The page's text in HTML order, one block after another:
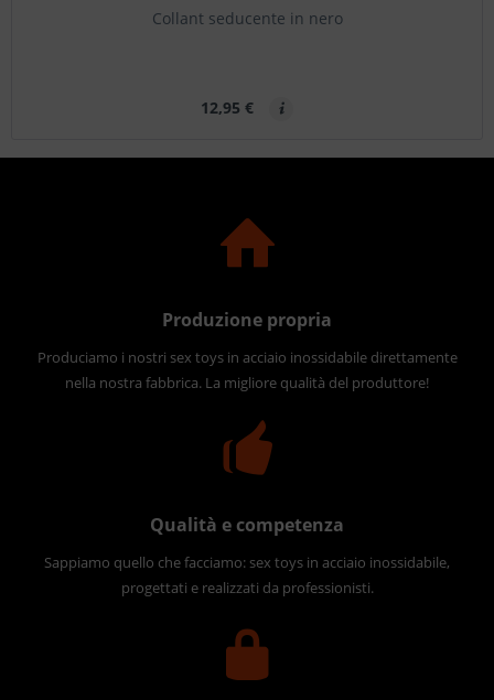
Collant seducente in nero
12,95 €
Produzione propria
Produciamo i nostri sex toys in acciaio inossidabile direttamente
nella nostra fabbrica. La migliore qualità del produttore!
Qualità e competenza
Sappiamo quello che facciamo: sex toys in acciaio inossidabile,
progettati e realizzati da professionisti.